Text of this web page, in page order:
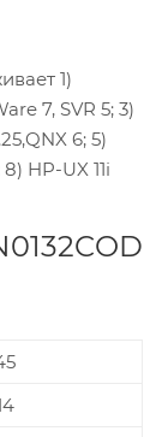
1)
7, SVR 5; 3)
6; 5)
HP-UX 11i